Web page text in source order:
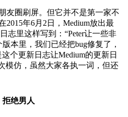
友圈刷屏。但它并不是第一家不
2015年6月2日，Medium放出最
志里这样写到：“Peter让一些非
本里，我们已经把bug修复了，
个更新日志让Medium的更新日
模仿，虽然大家各执一词，但还
拒绝男人